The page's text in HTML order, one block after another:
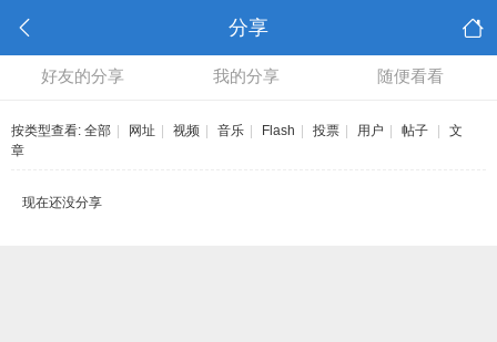
分享
好友的分享 我的分享 随便看看
按类型查看: 全部 网址 视频 音乐 Flash 投票 用户 帖子
文
章
现在还没分享